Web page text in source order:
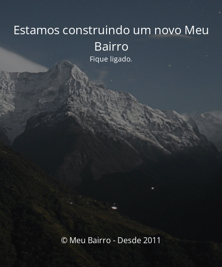
Estamos construindo um novo Meu
Bairro
Fique ligado.
© Meu Bairro - Desde 2011